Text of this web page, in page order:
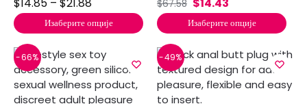
$14.85 – $21.88
Изаберите опције
$67.58 $14.43
Изаберите опције
-66% -49%